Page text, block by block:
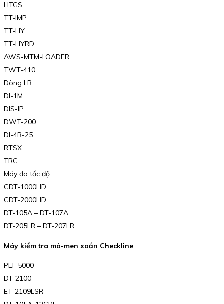
HTGS
TT-IMP
TT-HY
TT-HYRD
AWS-MTM-LOADER
TWT-410
Dòng LB
DI-1M
DIS-IP
DWT-200
DI-4B-25
RTSX
TRC
Máy đo tốc độ
CDT-1000HD
CDT-2000HD
DT-105A – DT-107A
DT-205LR – DT-207LR
Máy kiểm tra mô-men xoắn Checkline
PLT-5000
DT-2100
ET-2109LSR